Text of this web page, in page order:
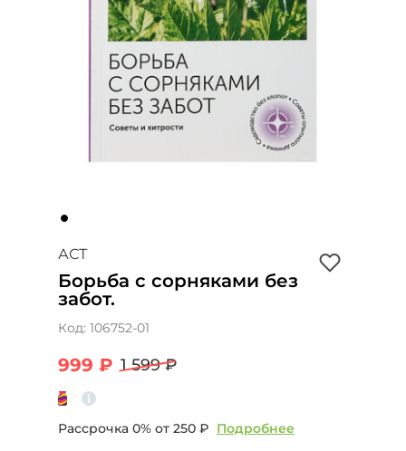
АСТ
Борьба с сорняками без
забот.
Код: 106752-01
999 ₽ 1 599 ₽
Рассрочка 0% от 250 ₽ Подробнее